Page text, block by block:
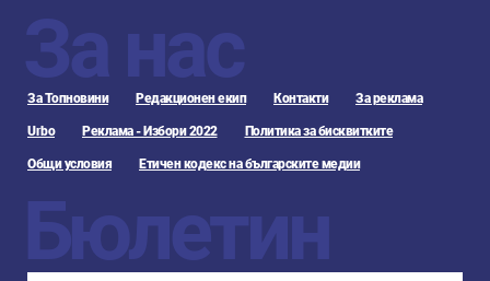
За нас
За Топновини Редакционен екип Контакти За реклама
Urbo Реклама - Избори 2022 Политика за бисквитките
Общи условия Етичен кодекс на българските медии
Бюлетин